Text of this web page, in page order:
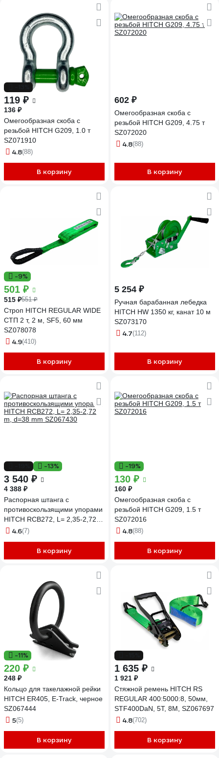
119 ₽
136 ₽
Омегообразная скоба с
резьбой HITCH G209, 1.0 т
SZ071910
4.8(88)
В корзину
602 ₽
Омегообразная скоба с
резьбой HITCH G209, 4.75 т
SZ072020
4.8(88)
В корзину
-9%
501 ₽
515 ₽551 ₽
Строп HITCH REGULAR WIDE
СТП 2 т, 2 м, SF5, 60 мм
SZ078078
4.9(410)
В корзину
5 254 ₽
Ручная барабанная лебедка
HITCH HW 1350 кг, канат 10 м
SZ073170
4.7(112)
В корзину
-13%
3 540 ₽
4 388 ₽
Распорная штанга с
противоскользящими упорами
HITCH RCB272, L= 2,35-2,72
m, d=38 mm SZ067430
4.6(7)
В корзину
-19%
130 ₽
160 ₽
Омегообразная скоба с
резьбой HITCH G209, 1.5 т
SZ072016
4.8(88)
В корзину
-11%
220 ₽
248 ₽
Кольцо для такелажной рейки
HITCH ER405, E-Track, черное
SZ067444
5(5)
В корзину
1 635 ₽
1 921 ₽
Стяжной ремень HITCH RS
REGULAR 400:5000:8, 50мм,
STF400DaN, 5T, 8М, SZ067697
4.8(702)
В корзину